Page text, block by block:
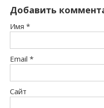
Добавить
Имя *
Email *
Сайт